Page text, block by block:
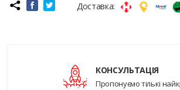
Доставка:
КОНСУЛЬТАЦІЯ
Пропонуємо тількі